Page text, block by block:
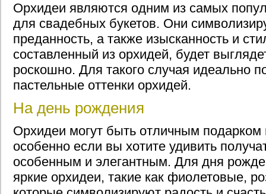
Орхидеи являются одним из самых
для свадебных букетов. Они
преданность, а также изысканность и
составленный из орхидей, будет
роскошно. Для такого случая идеально
пастельные оттенки орхидей.
На день рождения
Орхидеи могут быть отличным
особенно если вы хотите удивить
особенным и элегантным. Для дня
яркие орхидеи, такие как фиолетовые,